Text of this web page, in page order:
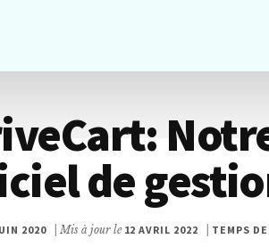
de
2020 | Mis à jour le 12 AVRIL 2022 TEMPS